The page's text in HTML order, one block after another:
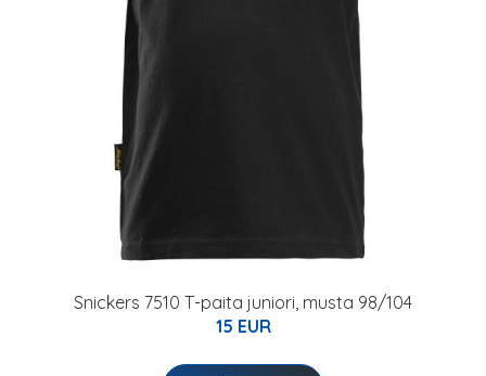
Snickers 7510 T-paita juniori, musta 98/104
15 EUR